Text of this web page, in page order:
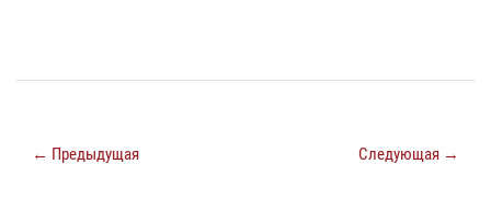
← Предыдущая Следующая →